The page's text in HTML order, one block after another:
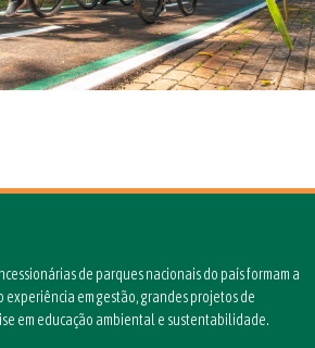
de parques nacionais do país formam a
experiência em gestão, grandes projetos de
em educação ambiental e sustentabilidade.